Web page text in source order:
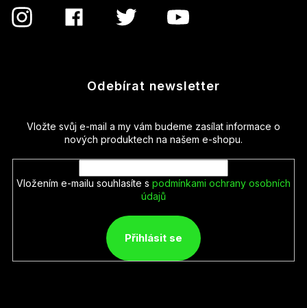
Odebírat newsletter
Vložte svůj e-mail a my vám budeme zasílat informace o
nových produktech na našem e-shopu.
Vložením e-mailu souhlasíte s podmínkami ochrany osobních
údajů
Přihlásit se